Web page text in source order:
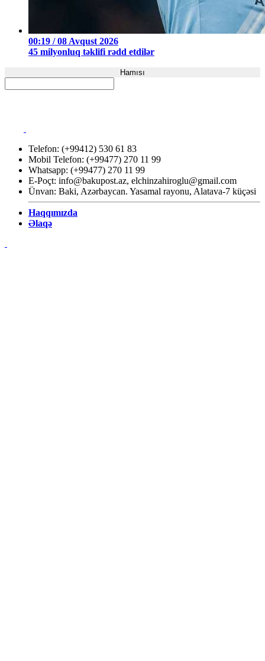
00:19 / 08 Avqust 2026
45 milyonluq təklifi rədd etdilər
Hamısı
Telefon: (+99412) 530 61 83
Mobil Telefon: (+99477) 270 11 99
Whatsapp: (+99477) 270 11 99
E-Poçt: info@bakupost.az, elchinzahiroglu@gmail.com
Ünvan: Baki, Azərbaycan. Yasamal rayonu, Alatava-7 küçəsi
Haqqımızda
Əlaqə